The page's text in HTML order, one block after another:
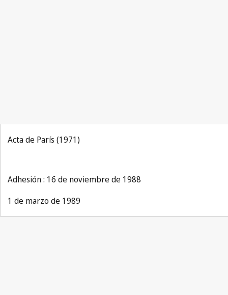
Acta de París (1971)
Adhesión : 16 de noviembre de 1988
1 de marzo de 1989